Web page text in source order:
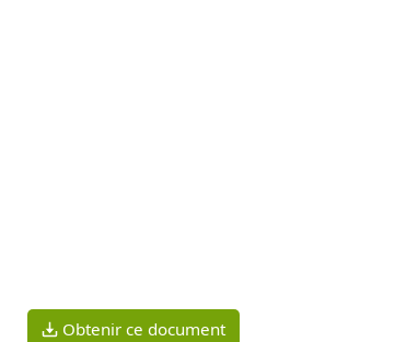
Obtenir ce document